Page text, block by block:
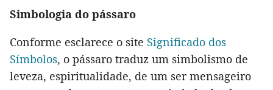
Simbologia do pássaro
Conforme esclarece o site Significado dos
Símbolos, o pássaro traduz um simbolismo de
leveza, espiritualidade, de um ser mensageiro